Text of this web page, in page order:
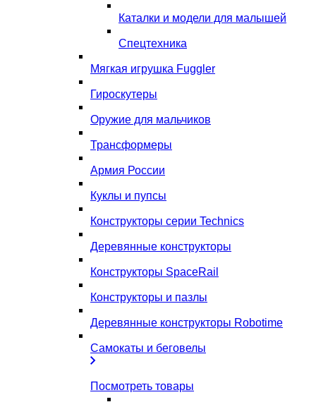
Каталки и модели для малышей
Спецтехника
Мягкая игрушка Fuggler
Гироскутеры
Оружие для мальчиков
Трансформеры
Армия России
Куклы и пупсы
Конструкторы серии Technics
Деревянные конструкторы
Конструкторы SpaceRail
Конструкторы и пазлы
Деревянные конструкторы Robotime
Самокаты и беговелы
Посмотреть товары